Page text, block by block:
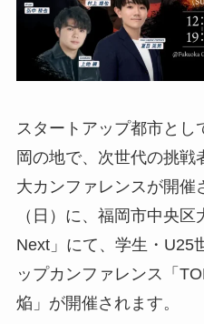
スタートアップ都市とし
岡の地で、次世代の挑戦
大カンファレンスが開催
（日）に、福岡市中央
Next」にて、学生・U25
ップカンファレンス「
焔」が開催されます。